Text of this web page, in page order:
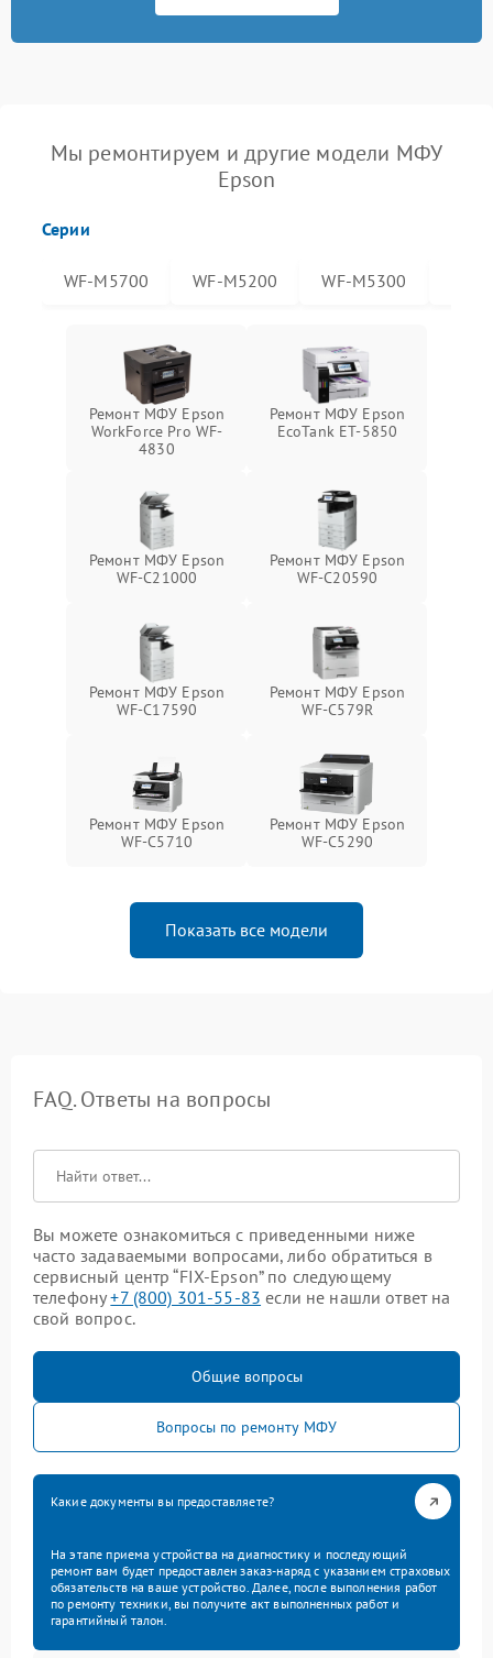
Мы ремонтируем и другие модели МФУ
Epson
Серии
WF-M5700 WF-M5200 WF-M5300
Ремонт МФУ Epson
WorkForce Pro WF-
4830
Ремонт МФУ Epson
EcoTank ET-5850
Ремонт МФУ Epson
WF-C21000
Ремонт МФУ Epson
WF-C20590
Ремонт МФУ Epson
WF-C17590
Ремонт МФУ Epson
WF-C579R
Ремонт МФУ Epson
WF-C5710
Ремонт МФУ Epson
WF-C5290
Показать все модели
FAQ. Ответы на вопросы
Вы можете ознакомиться с приведенными ниже
часто задаваемыми вопросами, либо обратиться в
сервисный центр “FIX-Epson” по следующему
телефону+7 (800) 301-55-83 если не нашли ответ на
свой вопрос.
Общие вопросы
Вопросы по ремонту МФУ
Какие документы вы предоставляете?
На этапе приема устройства на диагностику и последующий
ремонт вам будет предоставлен заказ-наряд с указанием страховых
обязательств на ваше устройство. Далее, после выполнения работ
по ремонту техники, вы получите акт выполненных работ и
гарантийный талон.